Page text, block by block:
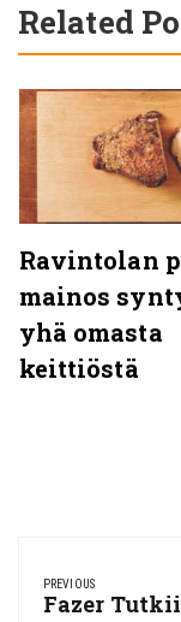
Related
Ravintolan
mainos
yhä omasta
keittiöstä
selaus
PREVIOUS
Previous
Fazer Tutkii